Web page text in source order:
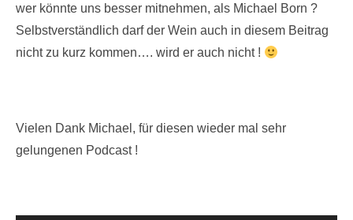
wer könnte uns besser mitnehmen, als Michael Born ?
Selbstverständlich darf der Wein auch in diesem Beitrag
nicht zu kurz kommen…. wird er auch nicht !
Vielen Dank Michael, für diesen wieder mal sehr
gelungenen Podcast !